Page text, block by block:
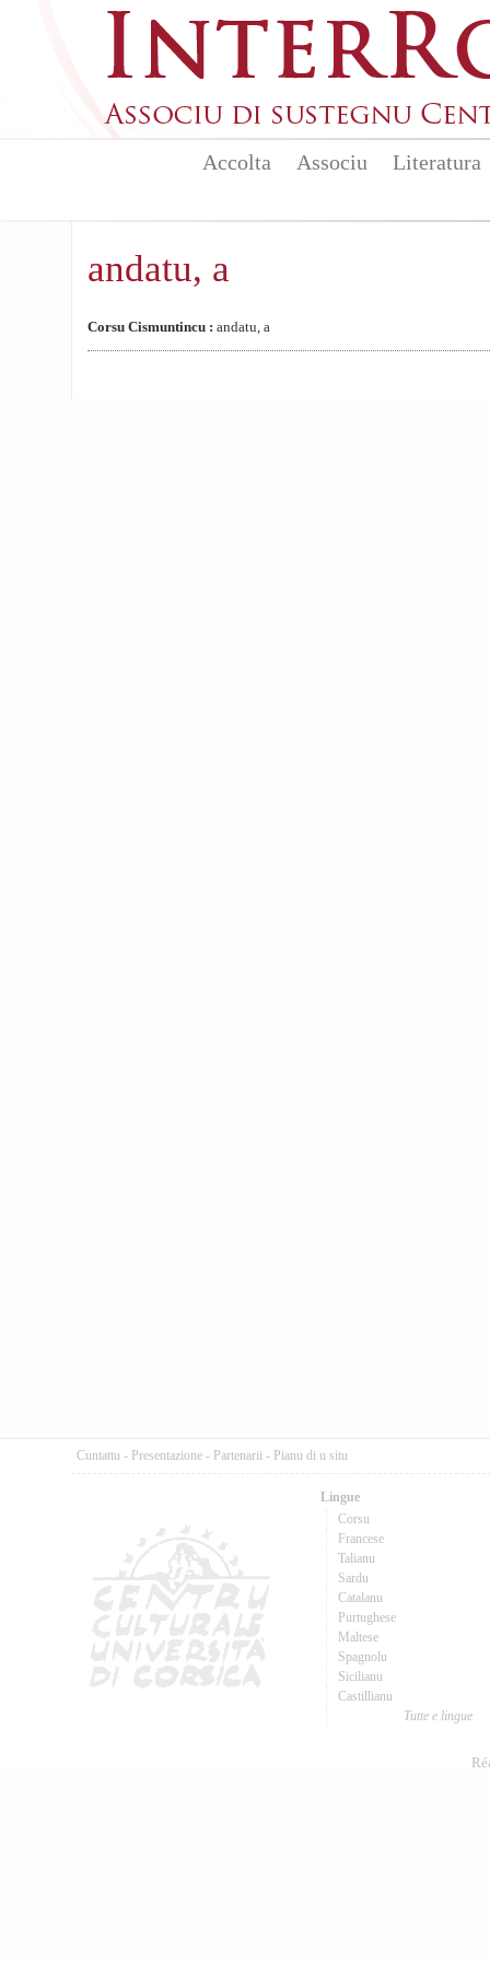
Accolta Associu Literatura
andatu, a
Corsu Cismuntincu : andatu, a
Cuntattu - Presentazione - Partenarii - Pianu di u situ
Lingue
Corsu
Francese
Talianu
Sardu
Catalanu
Purtughese
Maltese
Spagnolu
Sicilianu
Castillianu
Tutte e lingue